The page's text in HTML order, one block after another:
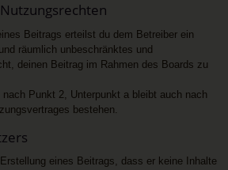
Beitrags erteilst du dem Betreiber ein
räumlich unbeschränktes und
deinen Beitrag im Rahmen des Boards zu
Punkt 2, Unterpunkt a bleibt auch nach
bestehen.
eines Beitrags, dass er keine Inhalte